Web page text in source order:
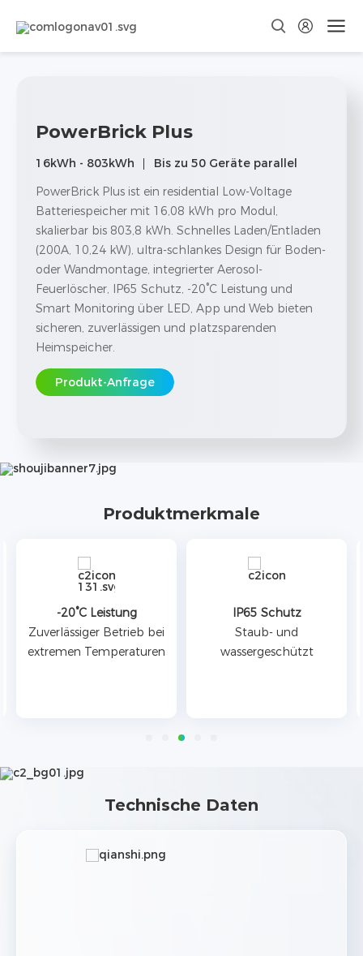
PowerBrick Plus
16kWh - 803kWh
Bis zu 50 Geräte parallel
PowerBrick Plus ist ein residential Low-Voltage
Batteriespeicher mit 16,08 kWh pro Modul,
skalierbar bis 803,8 kWh. Schnelles Laden/Entladen
(200A, 10,24 kW), ultra-schlankes Design für Boden-
oder Wandmontage, integrierter Aerosol-
Feuerlöscher, IP65 Schutz, -20°C Leistung und
Smart Monitoring über LED, App und Web bieten
sicheren, zuverlässigen und platzsparenden
Heimspeicher.
Produkt-Anfrage
Produktmerkmale
-20°C Leistung
Zuverlässiger Betrieb bei
extremen Temperaturen
IP65 Schutz
Staub- und
wassergeschützt
Technische Daten